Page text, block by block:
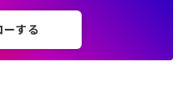
ーする